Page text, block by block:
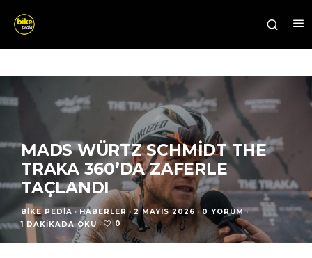
MADS WÜRTZ SCHMIDT THE
TRAKA 360’DA ZAFERLE
TAÇLANDI
BIKE PEDIA · HABERLER · 2 MAYIS 2026 · 0 YORUM ·
1 DAKIKADA OKU · 0